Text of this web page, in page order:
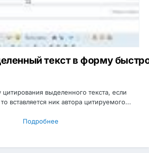
текст в форму
выделенного текста, если
вставляется ник автора цитируемого...
Подробнее